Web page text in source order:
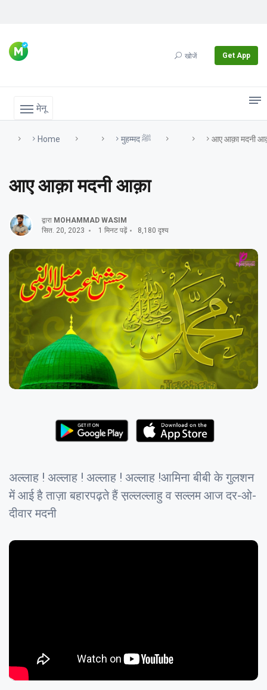
खोजें Get App
मेनू
Home मुहम्मद ﷺ आए आक़ा मदनी
आए आक़ा मदनी आक़ा
द्वारा MOHAMMAD WASIM
सित. 20, 2023
1 मिनट पढ़ें 8,180 दृश्य
अल्लाह ! अल्लाह ! अल्लाह ! अल्लाह !आमिना बीबी के गुलशन
में आई है ताज़ा बहारपढ़ते हैं स़ल्लल्लाहु व सल्लम आज दर-ओ-
दीवार मदनी